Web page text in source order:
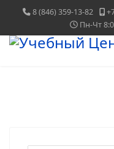
8 (846) 359-13-82
Пн-Чт